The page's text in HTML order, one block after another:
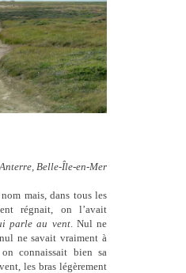
Belle-Île-en-Mer
mais, dans tous les
régnait, on l’avait
parle au vent. Nul ne
ne savait vraiment à
connaissait bien sa
les bras légèrement